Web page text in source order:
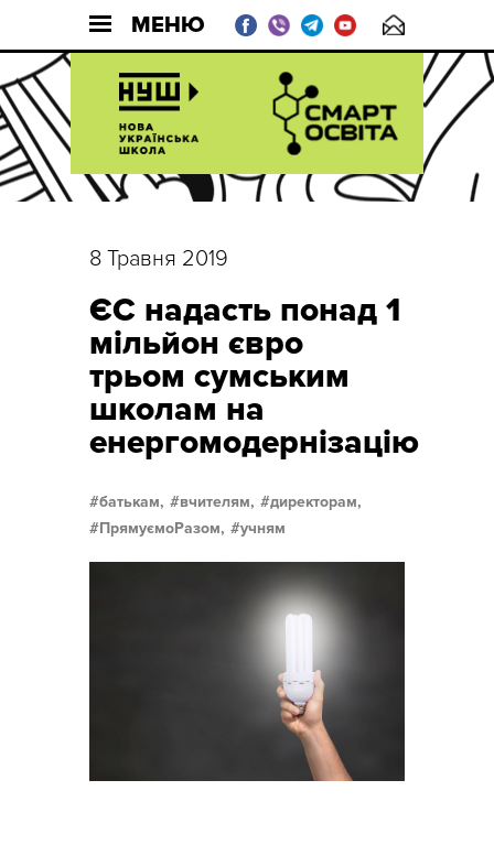
МЕНЮ
8 Травня 2019
ЄС надасть понад 1
мільйон євро
трьом сумським
школам на
енергомодернізацію
батькам, вчителям,
директорам,
ПрямуємоРазом,
учням